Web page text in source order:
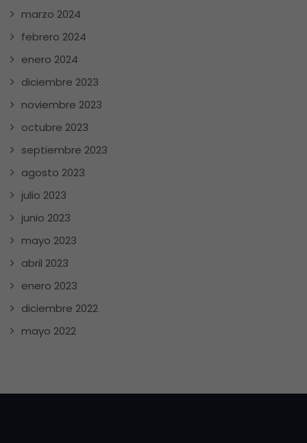
marzo 2024
febrero 2024
enero 2024
diciembre 2023
noviembre 2023
octubre 2023
septiembre 2023
agosto 2023
julio 2023
junio 2023
mayo 2023
abril 2023
enero 2023
diciembre 2022
mayo 2022